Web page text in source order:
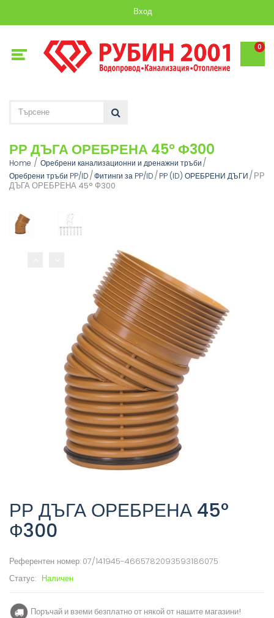
Вход
0
РР ДЪГА ОРЕБРЕНА 45° Ф300
Home
Оребрени канализационни и дренажни тръби
Оребрени тръби PP/ID Фитинги за PP/ID PP (ID) ОРЕБРЕНИ ДЪГИ
РР
ДЪГА ОРЕБРЕНА 45° Ф300
РР ДЪГА ОРЕБРЕНА 45°
Ф300
Референтен номер: 07/141945-4665782093593186075
Статус: Наличен
Поръчай и вземи безплатно от някой от нашите магазини!